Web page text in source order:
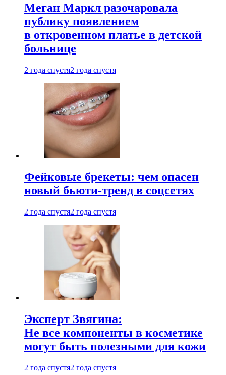
Меган Маркл разочаровала
публику появлением
в откровенном платье в детской
больнице
2 года спустя2 года спустя
Фейковые брекеты: чем опасен
новый бьюти-тренд в соцсетях
2 года спустя2 года спустя
Эксперт Звягина:
Не все компоненты в косметике
могут быть полезными для кожи
2 года спустя2 года спустя